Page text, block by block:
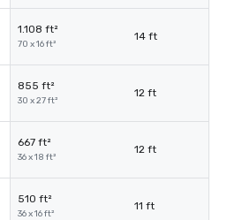
1.108 ft²
70 x 16 ft²
14 ft
855 ft²
30 x 27 ft²
12 ft
667 ft²
36 x 18 ft²
12 ft
510 ft²
36 x 16 ft²
11 ft